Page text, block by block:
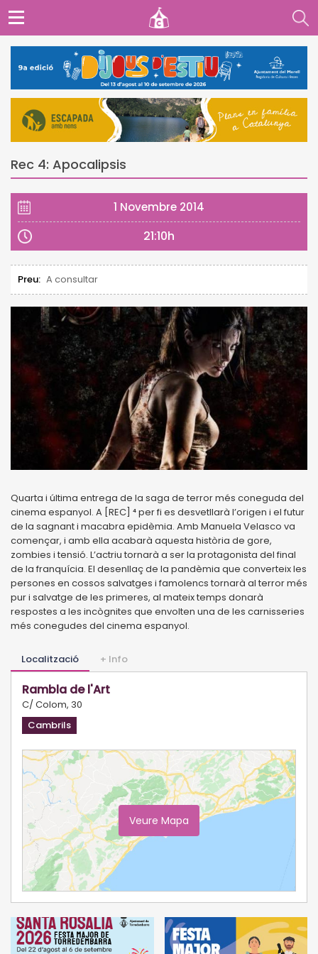
Rec 4: Apocalipsis
1 Novembre 2014
21:10h
Preu: A consultar
Quarta i última entrega de la saga de terror més coneguda del
cinema espanyol. A [REC] ⁴ per fi es desvetllarà l’origen i el futur
de la sagnant i macabra epidèmia. Amb Manuela Velasco va
començar, i amb ella acabarà aquesta història de gore,
zombies i tensió. L’actriu tornarà a ser la protagonista del final
de la franquícia. El desenllaç de la pandèmia que converteix les
persones en cossos salvatges i famolencs tornarà al terror més
pur i salvatge de les primeres, al mateix temps donarà
respostes a les incògnites que envolten una de les carnisseries
més conegudes del cinema espanyol.
Localització + Info
Rambla de l'Art
C/ Colom, 30
Cambrils
Veure Mapa